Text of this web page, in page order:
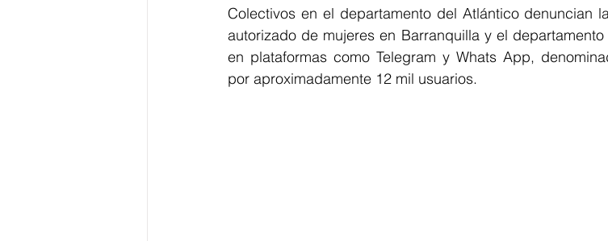
Educación BID BIENESTAR AMBIENTAL AFRO
Colectivos en el departamento del Atlántico denuncian
autorizado de mujeres en Barranquilla y el
en plataformas como Telegram y Whats App,
por aproximadamente 12 mil usuarios.